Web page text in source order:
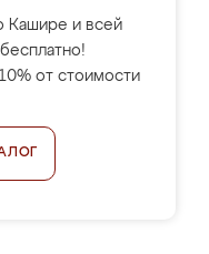
Кашире и всей
от стоимости